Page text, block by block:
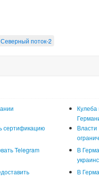
Северный поток-2
Кулеба
сертификацию
Власти
Telegram
В
В